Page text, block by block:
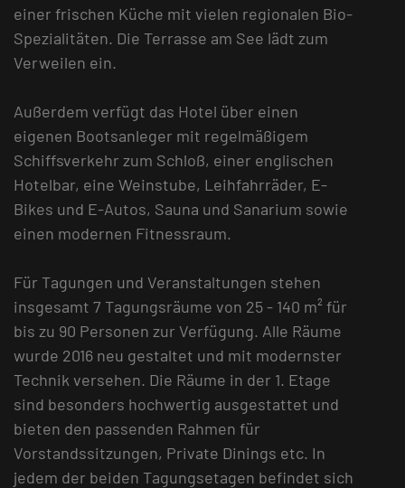
einer frischen Küche mit vielen regionalen Bio-
Spezialitäten. Die Terrasse am See lädt zum
Verweilen ein.
Außerdem verfügt das Hotel über einen
eigenen Bootsanleger mit regelmäßigem
Schiffsverkehr zum Schloß, einer englischen
Hotelbar, eine Weinstube, Leihfahrräder, E-
Bikes und E-Autos, Sauna und Sanarium sowie
einen modernen Fitnessraum.
Für Tagungen und Veranstaltungen stehen
insgesamt 7 Tagungsräume von 25 - 140 m² für
bis zu 90 Personen zur Verfügung. Alle Räume
wurde 2016 neu gestaltet und mit modernster
Technik versehen. Die Räume in der 1. Etage
sind besonders hochwertig ausgestattet und
bieten den passenden Rahmen für
Vorstandssitzungen, Private Dinings etc. In
jedem der beiden Tagungsetagen befindet sich